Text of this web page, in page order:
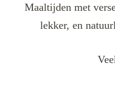
Maaltijden met
lekker, en